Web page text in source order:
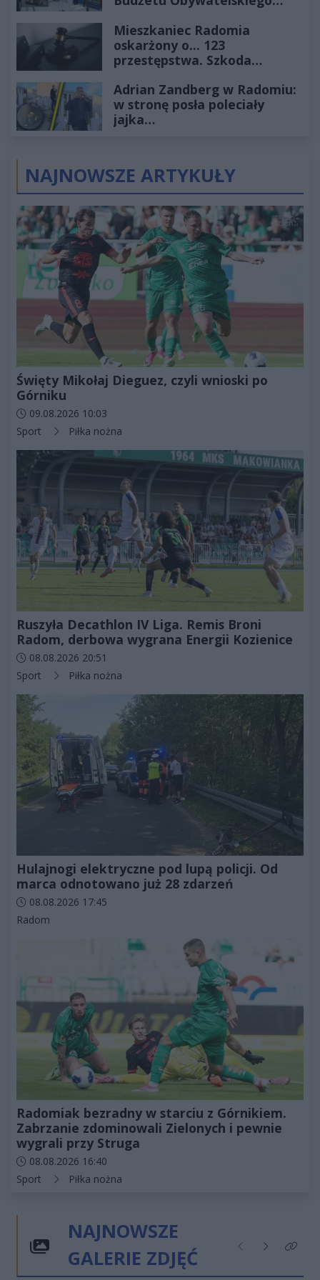
Mieszkaniec Radomia
oskarżony o... 123
przestępstwa. Szkoda
złotych
Adrian Zandberg w Radomiu:
w stronę posła poleciały
jajka…
NAJNOWSZE ARTYKUŁY
Święty Mikołaj Dieguez, czyli wnioski po
Górniku
Data dodania artykułu:
09.08.2026 10:03
Kategorie artykułu:
Sport Piłka nożna
Ruszyła Decathlon IV Liga. Remis Broni
Radom, derbowa wygrana Energii Kozienice
Data dodania artykułu:
08.08.2026 20:51
Kategorie artykułu:
Sport Piłka nożna
Hulajnogi elektryczne pod lupą policji. Od
marca odnotowano już 28 zdarzeń
Data dodania artykułu:
08.08.2026 17:45
Kategorie artykułu:
Radom
Radomiak bezradny w starciu z Górnikiem.
Zabrzanie zdominowali Zielonych i pewnie
wygrali przy Struga
Data dodania artykułu:
08.08.2026 16:40
Kategorie artykułu:
Sport Piłka nożna
NAJNOWSZE
GALERIE ZDJĘĆ
Poprzednie
NastępneKliknij